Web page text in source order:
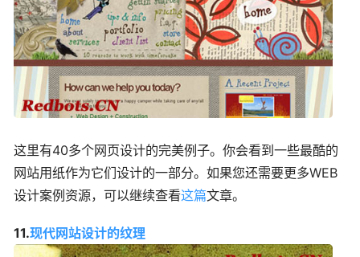
这里有40多个网页设计的完美例子。你会看到一些最酷的
网站用纸作为它们设计的一部分。如果您还需要更多WEB
设计案例资源，可以继续查看这篇文章。
11.现代网站设计的纹理